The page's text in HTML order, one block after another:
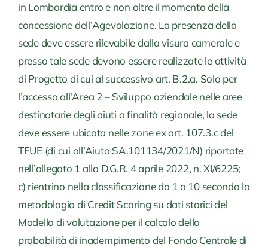
in Lombardia entro e non oltre il momento della
concessione dell’Agevolazione. La presenza della
sede deve essere rilevabile dalla visura camerale e
presso tale sede devono essere realizzate le attività
di Progetto di cui al successivo art. B.2.a. Solo per
l’accesso all’Area 2 – Sviluppo aziendale nelle aree
destinatarie degli aiuti a finalità regionale, la sede
deve essere ubicata nelle zone ex art. 107.3.c del
TFUE (di cui all’Aiuto SA.101134/2021/N) riportate
nell’allegato 1 alla D.G.R. 4 aprile 2022, n. XI/6225;
c) rientrino nella classificazione da 1 a 10 secondo la
metodologia di Credit Scoring su dati storici del
Modello di valutazione per il calcolo della
probabilità di inadempimento del Fondo Centrale di